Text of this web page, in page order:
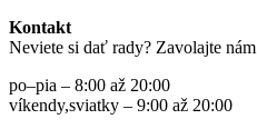
Kontakt
Neviete si dať rady? Zavolajte nám
po–pia – 8:00 až 20:00
víkendy,sviatky – 9:00 až 20:00